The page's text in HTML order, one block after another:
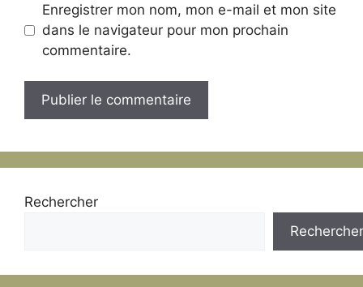
Enregistrer mon nom, mon e-mail et mon site
dans le navigateur pour mon prochain
commentaire.
Rechercher
Rechercher